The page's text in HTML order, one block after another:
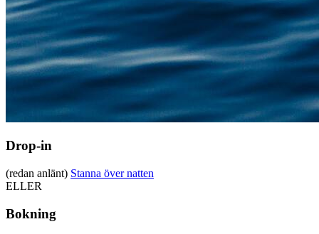
Drop-in
(redan anlänt) Stanna över natten
ELLER
Bokning